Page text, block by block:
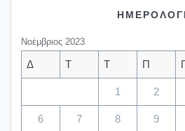
Νοέμβριος 2023
Δ Τ Τ Π
1 2
6 7 8 9